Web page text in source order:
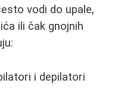
vodi do upale,
ili čak gnojnih
i depilatori